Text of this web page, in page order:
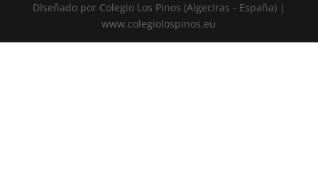
DIseñado por Colegio Los Pinos (Algeciras - España) |
www.colegiolospinos.eu